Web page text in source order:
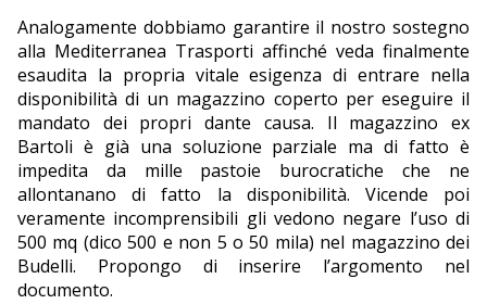
Analogamente dobbiamo garantire il nostro sostegno
alla Mediterranea Trasporti affinché veda finalmente
esaudita la propria vitale esigenza di entrare nella
disponibilità di un magazzino coperto per eseguire il
mandato dei propri dante causa. Il magazzino ex
Bartoli è già una soluzione parziale ma di fatto è
impedita da mille pastoie burocratiche che ne
allontanano di fatto la disponibilità. Vicende poi
veramente incomprensibili gli vedono negare l’uso di
500 mq (dico 500 e non 5 o 50 mila) nel magazzino dei
Budelli. Propongo di inserire l’argomento nel
documento.